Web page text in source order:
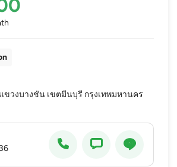
ขวงบางชัน เขตมีนบุรี กรุงเทพมหานคร